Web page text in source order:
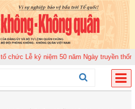
Lễ kỷ niệm 50 năm Ngày truyền thống